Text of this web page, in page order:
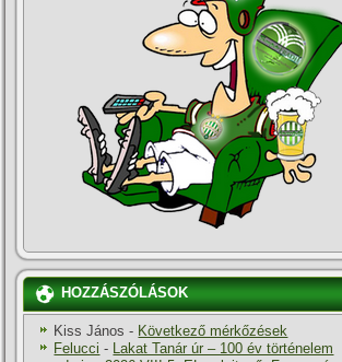
HOZZÁSZÓLÁSOK
Kiss János - Következő mérkőzések
Felucci -
Lakat Tanár úr – 100 év történelem